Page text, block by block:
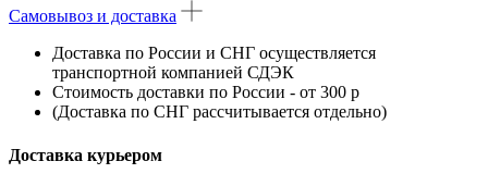
Самовывоз и доставка
Доставка по России и СНГ осуществляется
транспортной компанией СДЭК
Стоимость доставки по России - от 300 р
(Доставка по СНГ рассчитывается отдельно)
Доставка курьером